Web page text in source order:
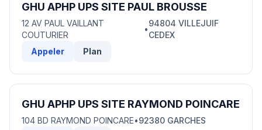
GHU APHP UPS SITE PAUL BROUSSE
12 AV PAUL VAILLANT
COUTURIER
•
94804 VILLEJUIF
CEDEX
Appeler
Plan
GHU APHP UPS SITE RAYMOND POINCARE
104 BD RAYMOND POINCARE•92380 GARCHES